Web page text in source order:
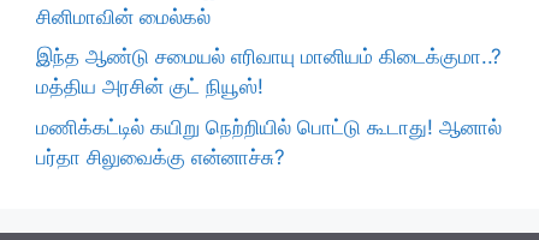
சினிமாவின் மைல்கல்
இந்த ஆண்டு சமையல் எரிவாயு மானியம் கிடைக்குமா..?
மத்திய அரசின் குட் நியூஸ்!
மணிக்கட்டில் கயிறு நெற்றியில் பொட்டு கூடாது! ஆனால்
பர்தா சிலுவைக்கு என்னாச்சு?